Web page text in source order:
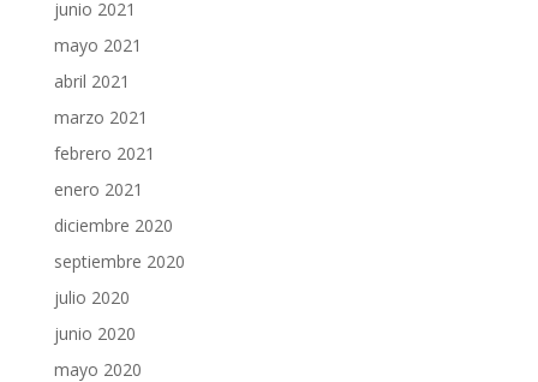
junio 2021
mayo 2021
abril 2021
marzo 2021
febrero 2021
enero 2021
diciembre 2020
septiembre 2020
julio 2020
junio 2020
mayo 2020